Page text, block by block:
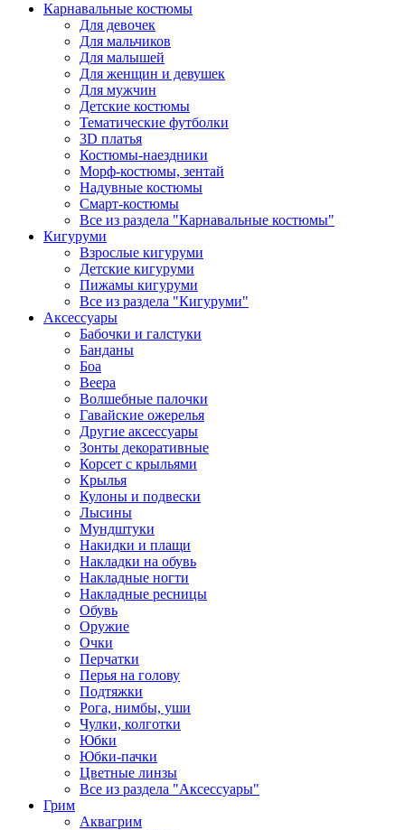
Карнавальные костюмы
Для девочек
Для мальчиков
Для малышей
Для женщин и девушек
Для мужчин
Детские костюмы
Тематические футболки
3D платья
Костюмы-наездники
Морф-костюмы, зентай
Надувные костюмы
Смарт-костюмы
Все из раздела "Карнавальные костюмы"
Кигуруми
Взрослые кигуруми
Детские кигуруми
Пижамы кигуруми
Все из раздела "Кигуруми"
Аксессуары
Бабочки и галстуки
Банданы
Боа
Веера
Волшебные палочки
Гавайские ожерелья
Другие аксессуары
Зонты декоративные
Корсет с крыльями
Крылья
Кулоны и подвески
Лысины
Мундштуки
Накидки и плащи
Накладки на обувь
Накладные ногти
Накладные ресницы
Обувь
Оружие
Очки
Перчатки
Перья на голову
Подтяжки
Рога, нимбы, уши
Чулки, колготки
Юбки
Юбки-пачки
Цветные линзы
Все из раздела "Аксессуары"
Грим
Аквагрим